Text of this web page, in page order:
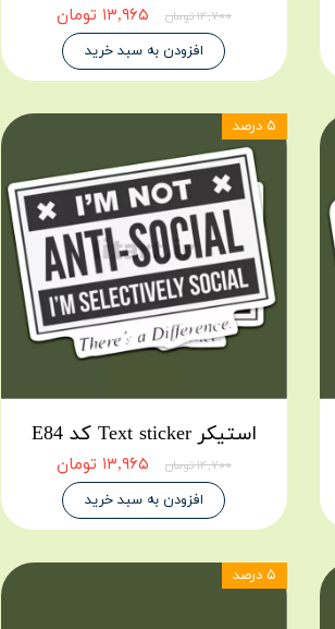
۱۴,۷۰۰ تومان ۱۳,۹۶۵ تومان
افزودن به سبد خرید
استیکر Text sticker کد E84
۱۴,۷۰۰ تومان ۱۳,۹۶۵ تومان
افزودن به سبد خرید
۵ درصد
۵ درصد